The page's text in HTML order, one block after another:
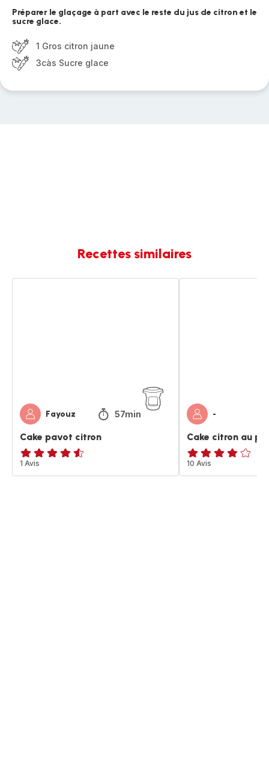
Préparer le glaçage à part avec le reste du jus de citron et le
sucre glace.
1 Gros citron jaune
3càs Sucre glace
Recettes similaires
Fayouz 57min
Cake pavot citron
ratings.4.5
1 Avis
-
Cake citron au
ratings.3.8
10 Avis